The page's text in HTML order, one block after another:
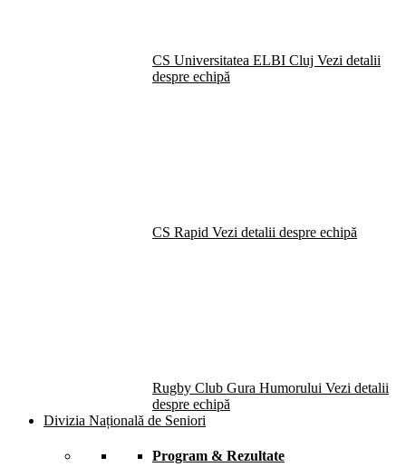
CS Universitatea ELBI Cluj Vezi detalii
despre echipă
CS Rapid Vezi detalii despre echipă
Rugby Club Gura Humorului Vezi detalii
despre echipă
Divizia Națională de Seniori
Program & Rezultate